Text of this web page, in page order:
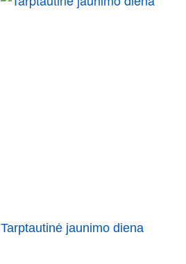
Tarptautinė jaunimo diena